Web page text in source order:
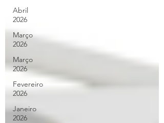
Abril
2026
Março
2026
Março
2026
Fevereiro
2026
Janeiro
2026